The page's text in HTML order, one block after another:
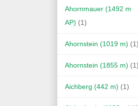
Ahornmauer (1492 m
AP) (1)
Ahornstein (1019 m) (1)
Ahornstein (1855 m) (1)
Aichberg (442 m) (1)